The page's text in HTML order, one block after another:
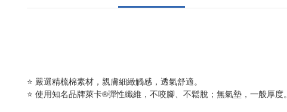
⭐ 嚴選精梳棉素材，親膚細緻觸感，透氣舒適。
⭐ 使用知名品牌萊卡®彈性纖維，不咬腳、不鬆脫；無氣墊，一般厚度。